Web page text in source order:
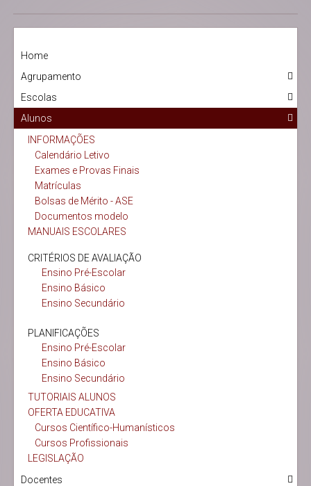
Home
Agrupamento
Escolas
Alunos
INFORMAÇÕES
Calendário Letivo
Exames e Provas Finais
Matrículas
Bolsas de Mérito - ASE
Documentos modelo
MANUAIS ESCOLARES
CRITÉRIOS DE AVALIAÇÃO
Ensino Pré-Escolar
Ensino Básico
Ensino Secundário
PLANIFICAÇÕES
Ensino Pré-Escolar
Ensino Básico
Ensino Secundário
TUTORIAIS ALUNOS
OFERTA EDUCATIVA
Cursos Científico-Humanísticos
Cursos Profissionais
LEGISLAÇÃO
Docentes